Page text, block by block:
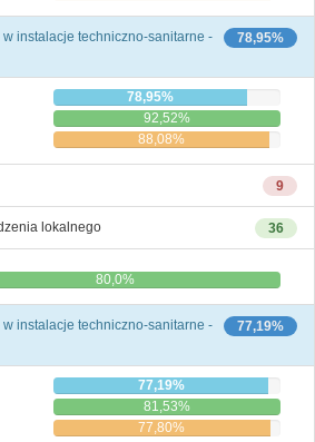
78,95%
instalacje techniczno-sanitarne -
78,95%
92,52%
88,08%
9
36
lokalnego
80,0%
77,19%
instalacje techniczno-sanitarne -
77,19%
81,53%
77,80%